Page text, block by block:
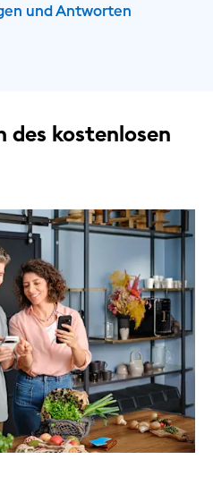
und Antworten
des kostenlosen